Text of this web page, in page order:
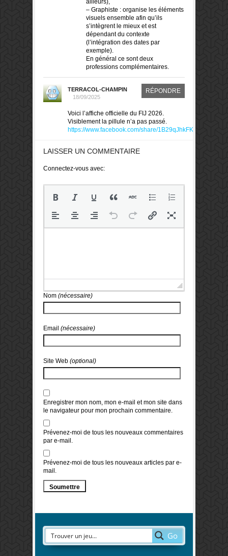
– Graphiste : organise les éléments
visuels ensemble afin qu’ils
s’intègrent le mieux et est
dépendant du contexte
(l’intégration des dates par
exemple).
En général ce sont deux
professions complémentaires.
TERRACOL-CHAMPIN
18/09/2025
RÉPONDRE
Voici l’affiche officielle du FIJ 2026.
Visiblement la pillule n’a pas passé.
https://www.facebook.com/share/1B29qJhkFK/
LAISSER UN COMMENTAIRE
Connectez-vous avec:
Nom (nécessaire)
Email (nécessaire)
Site Web (optional)
Enregistrer mon nom, mon e-mail et mon site dans
le navigateur pour mon prochain commentaire.
Prévenez-moi de tous les nouveaux commentaires
par e-mail.
Prévenez-moi de tous les nouveaux articles par e-
mail.
Go